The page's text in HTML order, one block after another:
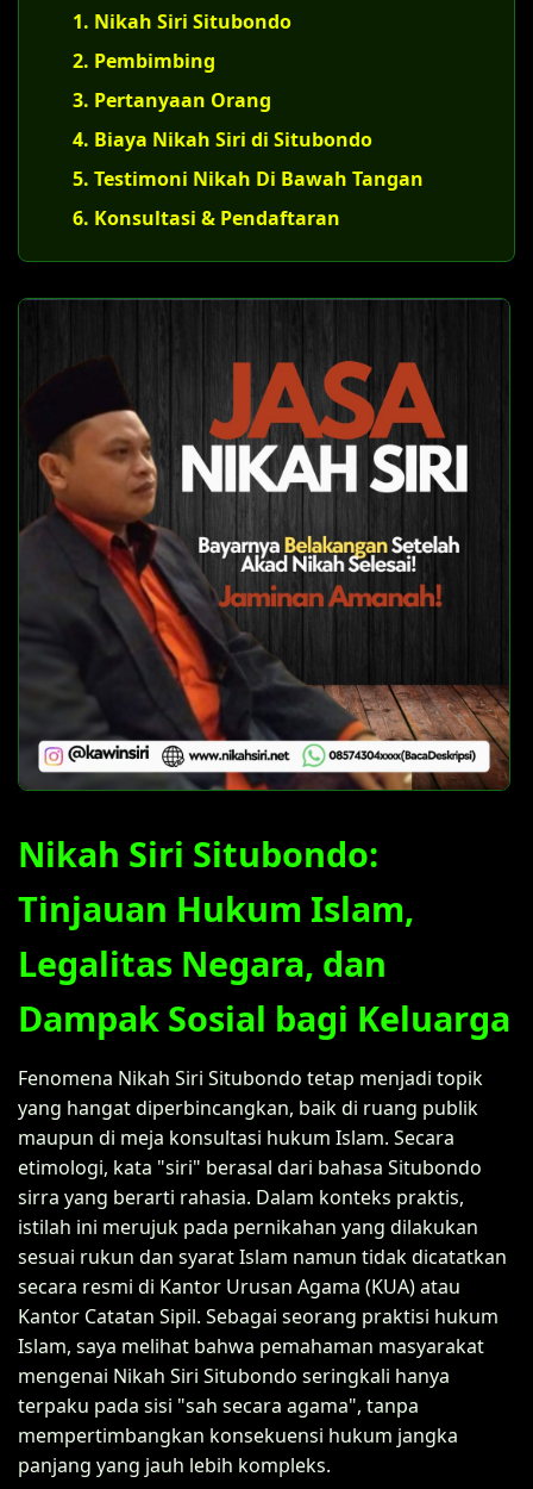
1. Nikah Siri Situbondo
2. Pembimbing
3. Pertanyaan Orang
4. Biaya Nikah Siri di Situbondo
5. Testimoni Nikah Di Bawah Tangan
6. Konsultasi & Pendaftaran
Nikah Siri Situbondo:
Tinjauan Hukum Islam,
Legalitas Negara, dan
Dampak Sosial bagi Keluarga
Fenomena Nikah Siri Situbondo tetap menjadi topik
yang hangat diperbincangkan, baik di ruang publik
maupun di meja konsultasi hukum Islam. Secara
etimologi, kata "siri" berasal dari bahasa Situbondo
sirra yang berarti rahasia. Dalam konteks praktis,
istilah ini merujuk pada pernikahan yang dilakukan
sesuai rukun dan syarat Islam namun tidak dicatatkan
secara resmi di Kantor Urusan Agama (KUA) atau
Kantor Catatan Sipil. Sebagai seorang praktisi hukum
Islam, saya melihat bahwa pemahaman masyarakat
mengenai Nikah Siri Situbondo seringkali hanya
terpaku pada sisi "sah secara agama", tanpa
mempertimbangkan konsekuensi hukum jangka
panjang yang jauh lebih kompleks.